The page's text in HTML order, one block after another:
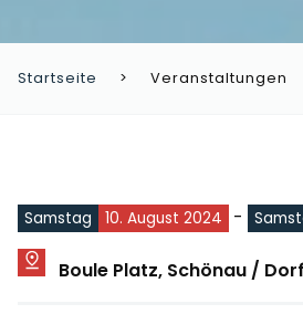
Startseite Veranstaltungen
Samstag 10. August 2024 -
Boule Platz, Schönau /